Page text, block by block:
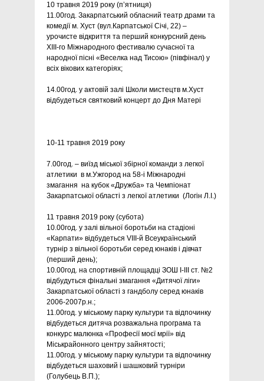
10 травня 2019 року (п’ятниця)
11.00год. Закарпатський обласний театр драми та
комедії м. Хуст (вул.Карпатської Січі, 22) –
урочисте відкриття та перший конкурсний день
ХІIІ-го Міжнародного фестивалю сучасної та
народної пісні «Веселка над Тисою» (півфінал) у
всіх вікових категоріях;
14.00год. у актовій залі Школи мистецтв м.Хуст
відбудеться святковий концерт до Дня Матері
10-11 травня 2019 року
7.00год. – виїзд міської збірної команди з легкої
атлетики в м.Ужгород на 58-і Міжнародні
змагання на кубок «Дружба» та Чемпіонат
Закарпатської області з легкої атлетики (Логін Л.І.)
11 травня 2019 року (субота)
10.00год. у залі вільної боротьби на стадіоні
«Карпати» відбудеться VIII-й Всеукраїнський
турнір з вільної боротьби серед юнаків і дівчат
(перший день);
10.00год. на спортивній площадці ЗОШ І-ІІІ ст. №2
відбудуться фінальні змагання «Дитячої ліги»
Закарпатської області з гандболу серед юнаків
2006-2007р.н.;
11.00год. у міському парку культури та відпочинку
відбудеться дитяча розважальна програма та
конкурс малюнка «Професії моєї мрії» від
Міськрайонного центру зайнятості;
11.00год. у міському парку культури та відпочинку
відбудеться шаховий і шашковий турніри
(Голубець В.П.);